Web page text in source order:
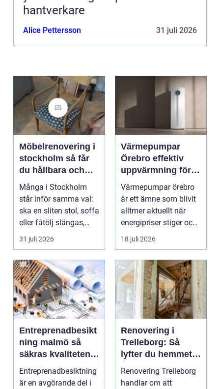
hantverkare
Alice Pettersson 31 juli 2026
Möbelrenovering i
stockholm så får
du hållbara och
vackra möbler
Många i Stockholm
står inför samma val:
ska en sliten stol, soffa
eller fåtölj slängas,
säljas billi...
31 juli 2026
Värmepumpar
Örebro effektiv
uppvärmning för
hus och
fastigheter
Värmepumpar örebro
är ett ämne som blivit
alltmer aktuellt när
energipriser stiger och
fler vill sän...
18 juli 2026
Entreprenadbesikt
ning malmö så
säkras kvaliteten i
byggprojekt
Entreprenadbesiktning
är en avgörande del i
Renovering i
Trelleborg: Så
lyfter du hemmet
på ett smart sätt
Renovering Trelleborg
handlar om att